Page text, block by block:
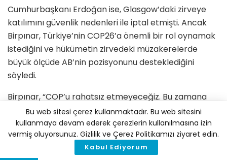
Cumhurbaşkanı Erdoğan ise, Glasgow’daki zirveye
katılımını güvenlik nedenleri ile iptal etmişti. Ancak
Birpınar, Türkiye’nin COP26’a önemli bir rol oynamak
istediğini ve hükümetin zirvedeki müzakerelerde
büyük ölçüde AB’nin pozisyonunu desteklediğini
söyledi.
Birpınar, “COP’u rahatsız etmeyeceğiz. Bu zamana
kadar sorunlu bir ülke olduk. Ancak bu yıl Türkiye,
biraz daha rahat. Türkiye savunmacılığı bırakıp
saldırgan olacak ve iklim müzakereleri ile iklim
değişikliğinin ele alınmasında lider olmaya çalışacak.
Bu web sitesi çerez kullanmaktadır. Bu web sitesini
kullanmaya devam ederek çerezlerin kullanılmasına izin
vermiş oluyorsunuz. Gizlilik ve Çerez Politikamızı ziyaret edin.
Kabul Ediyorum